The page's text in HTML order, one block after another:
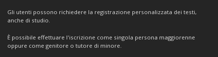
Gli utenti possono richiedere la registrazione personalizzata dei testi,
anche di studio.
È possibile effettuare l'iscrizione come singola persona maggiorenne
oppure come genitore o tutore di minore.